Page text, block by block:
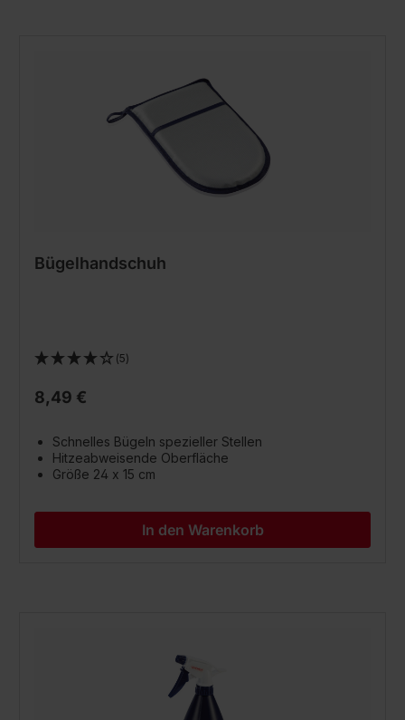
Bügelhandschuh
(5)
8,49 €
Schnelles Bügeln spezieller Stellen
Hitzeabweisende Oberfläche
Größe 24 x 15 cm
In den Warenkorb